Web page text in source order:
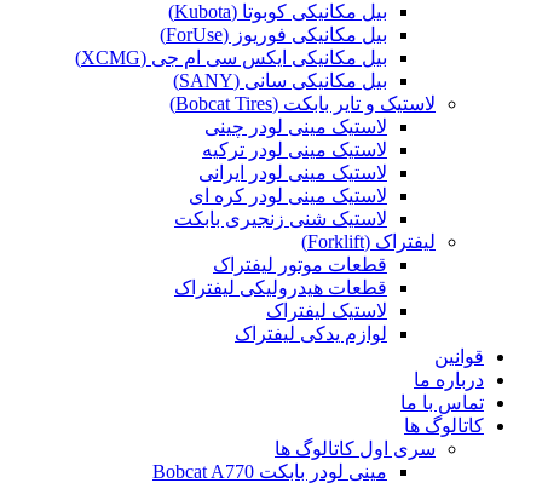
بیل مکانیکی کوبوتا (Kubota)
بیل مکانیکی فوریوز (ForUse)
بیل مکانیکی ایکس سی ام جی (XCMG)
بیل مکانیکی سانی (SANY)
لاستیک و تایر بابکت (Bobcat Tires)
لاستیک مینی لودر چینی
لاستیک مینی لودر ترکیه
لاستیک مینی لودر ایرانی
لاستیک مینی لودر کره ای
لاستیک شنی زنجیری بابکت
لیفتراک (Forklift)
قطعات موتور لیفتراک
قطعات هیدرولیکی لیفتراک
لاستیک لیفتراک
لوازم یدکی لیفتراک
قوانین
درباره ما
تماس با ما
کاتالوگ ها
سری اول کاتالوگ ها
مینی لودر بابکت Bobcat A770